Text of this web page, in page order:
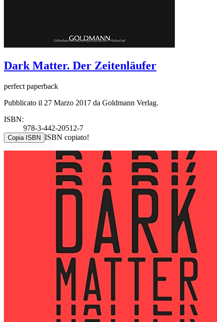
Dark Matter. Der Zeitenläufer
perfect paperback
Pubblicato il 27 Marzo 2017 da Goldmann Verlag.
ISBN:
978-3-442-20512-7
Copia ISBN ISBN copiato!